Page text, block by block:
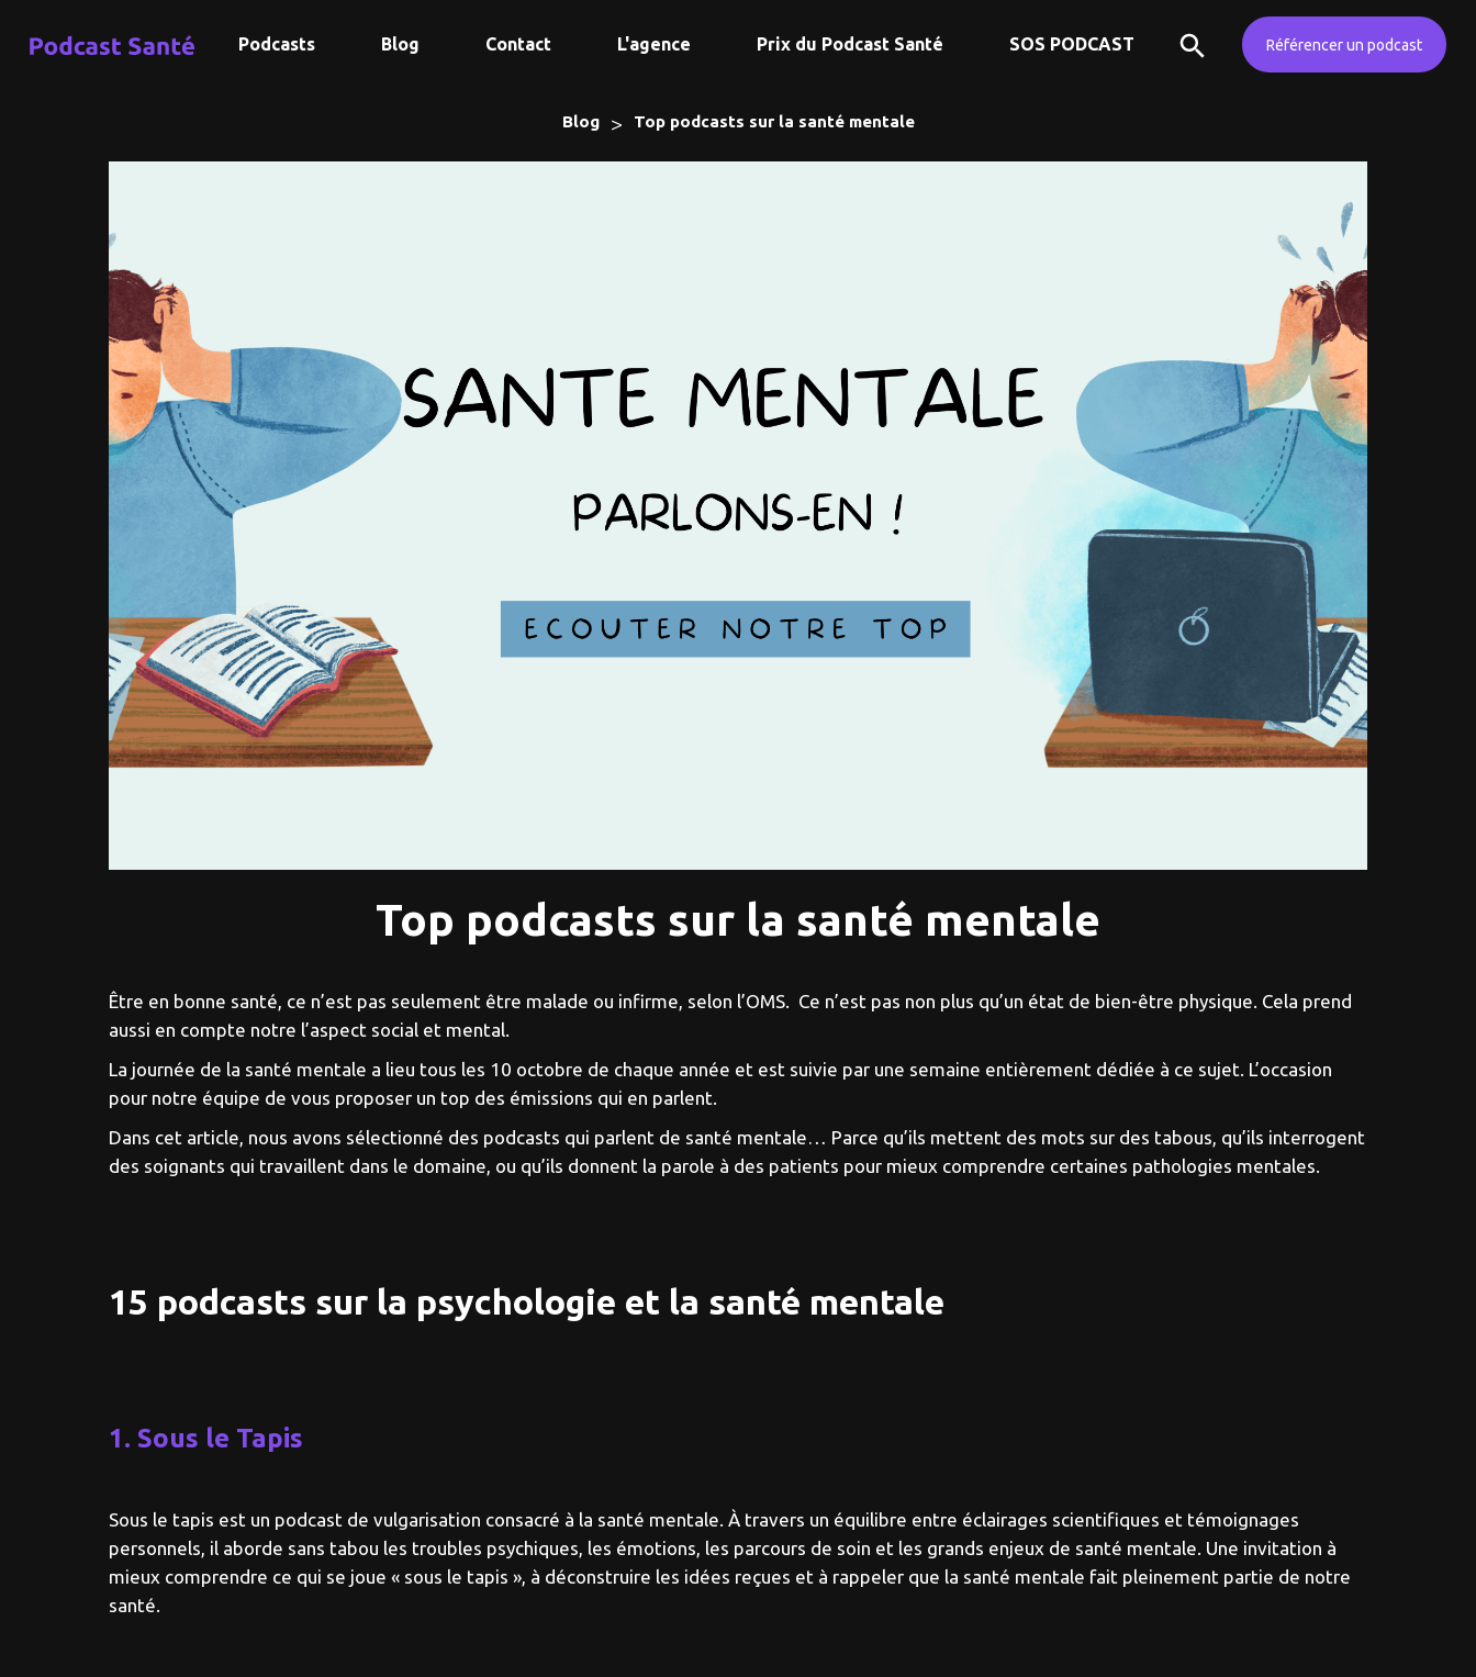
Référencer un podcast
Podcasts Blog Contact L'agence Prix du Podcast Santé SOS PODCAST
Blog > Top podcasts sur la santé mentale
Top podcasts sur la santé mentale
Être en bonne santé, ce n’est pas seulement être malade ou infirme, selon l’OMS. Ce n’est pas non plus qu’un état de bien-être physique. Cela prend
aussi en compte notre l’aspect social et mental.
La journée de la santé mentale a lieu tous les 10 octobre de chaque année et est suivie par une semaine entièrement dédiée à ce sujet. L’occasion
pour notre équipe de vous proposer un top des émissions qui en parlent.
Dans cet article, nous avons sélectionné des podcasts qui parlent de santé mentale… Parce qu’ils mettent des mots sur des tabous, qu’ils interrogent
des soignants qui travaillent dans le domaine, ou qu’ils donnent la parole à des patients pour mieux comprendre certaines pathologies mentales.
15 podcasts sur la psychologie et la santé mentale
1. Sous le Tapis
Sous le tapis est un podcast de vulgarisation consacré à la santé mentale. À travers un équilibre entre éclairages scientifiques et témoignages
personnels, il aborde sans tabou les troubles psychiques, les émotions, les parcours de soin et les grands enjeux de santé mentale. Une invitation à
mieux comprendre ce qui se joue « sous le tapis », à déconstruire les idées reçues et à rappeler que la santé mentale fait pleinement partie de notre
santé.